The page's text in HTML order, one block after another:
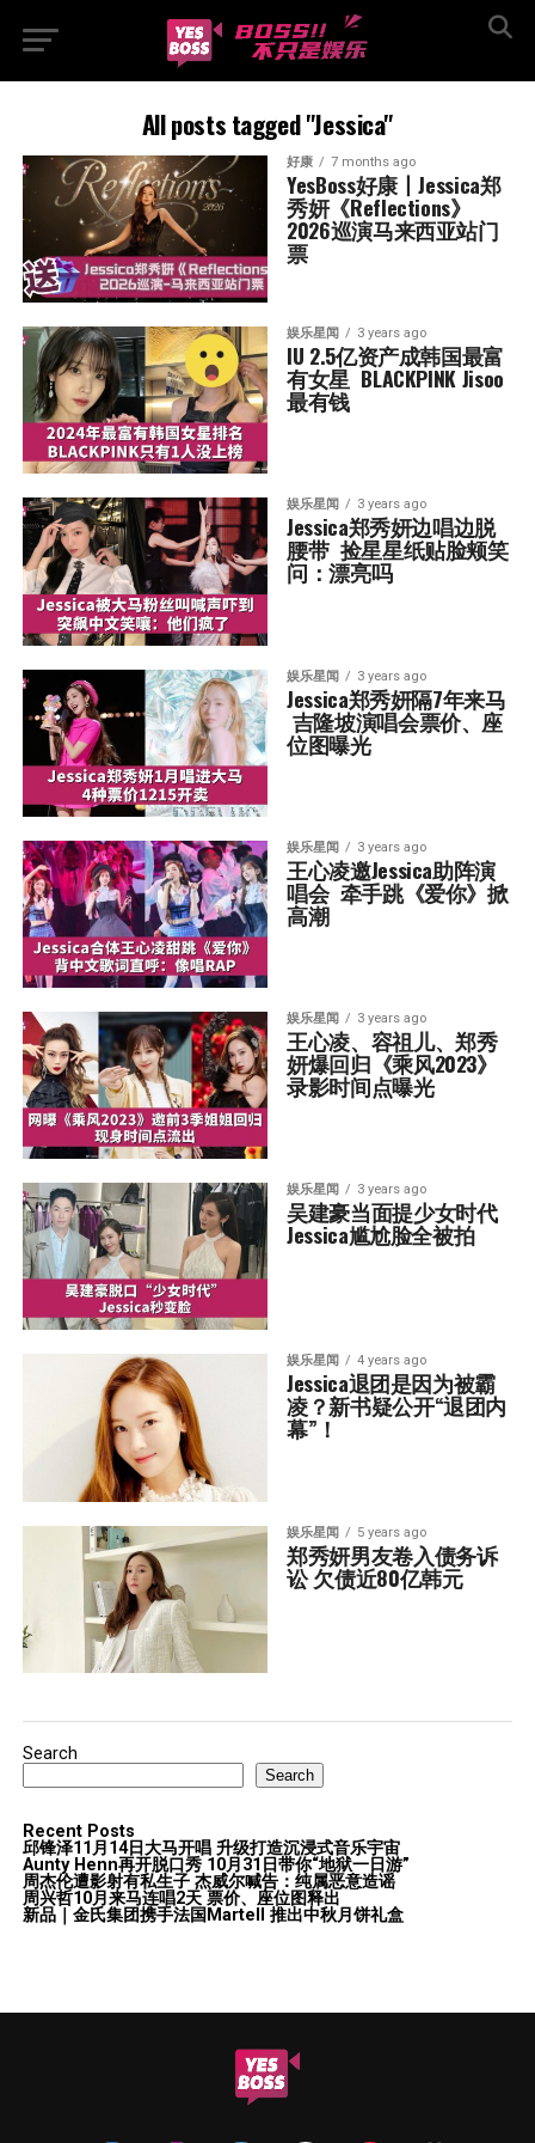
All posts tagged "Jessica"
好康 7 months ago
YesBoss好康丨Jessica郑
秀妍《Reflections》
2026巡演马来西亚站门
票
娱乐星闻 3 years ago
IU 2.5亿资产成韩国最富
有女星  BLACKPINK Jisoo
最有钱
娱乐星闻 3 years ago
Jessica郑秀妍边唱边脱
腰带  捡星星纸贴脸颊笑
问：漂亮吗
娱乐星闻 3 years ago
Jessica郑秀妍隔7年来马
吉隆坡演唱会票价、座
位图曝光
娱乐星闻 3 years ago
王心凌邀Jessica助阵演
唱会  牵手跳《爱你》掀
高潮
娱乐星闻 3 years ago
王心凌、容祖儿、郑秀
妍爆回归《乘风2023》
录影时间点曝光
娱乐星闻 3 years ago
吴建豪当面提少女时代
Jessica尴尬脸全被拍
娱乐星闻 4 years ago
Jessica退团是因为被霸
凌？新书疑公开“退团内
幕”！
娱乐星闻 5 years ago
郑秀妍男友卷入债务诉
讼 欠债近80亿韩元
Search
Search
Recent Posts
邱锋泽11月14日大马开唱 升级打造沉浸式音乐宇宙
Aunty Henn再开脱口秀 10月31日带你“地狱一日游”
周杰伦遭影射有私生子 杰威尔喊告：纯属恶意造谣
周兴哲10月来马连唱2天 票价、座位图释出
新品｜金氏集团携手法国Martell 推出中秋月饼礼盒